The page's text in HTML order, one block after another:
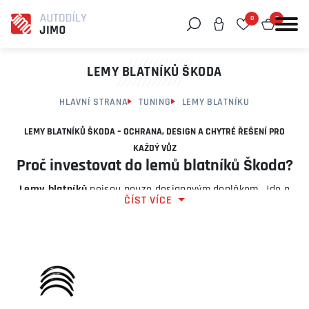
0 0
LEMY BLATNÍKŮ ŠKODA
HLAVNÍ STRANA TUNING LEMY BLATNÍKU
LEMY BLATNÍKŮ ŠKODA – OCHRANA, DESIGN A CHYTRÉ ŘEŠENÍ PRO
KAŽDÝ VŮZ
Proč investovat do lemů blatníků Škoda?
Lemy blatníků nejsou pouze designovým doplňkem. Jde o
praktické a účinné prvky ochrany karoserie, které pomáhají
ochrana blatníků před odřením při parkování
ČÍST VÍCE
Můžeme vám pomoci něco najít?